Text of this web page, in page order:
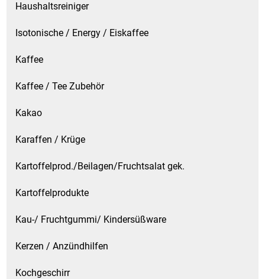
Haushaltsreiniger
Isotonische / Energy / Eiskaffee
Kaffee
Kaffee / Tee Zubehör
Kakao
Karaffen / Krüge
Kartoffelprod./Beilagen/Fruchtsalat gek.
Kartoffelprodukte
Kau-/ Fruchtgummi/ Kindersüßware
Kerzen / Anzündhilfen
Kochgeschirr